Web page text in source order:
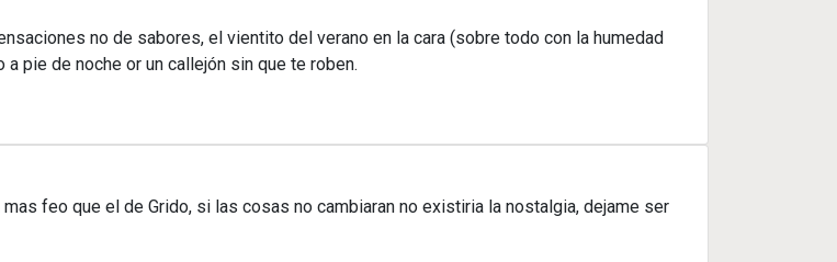
no de sabores, el vientito del verano en la cara (sobre todo con la humedad
pie de noche or un callejón sin que te roben.
feo que el de Grido, si las cosas no cambiaran no existiria la nostalgia, dejame ser